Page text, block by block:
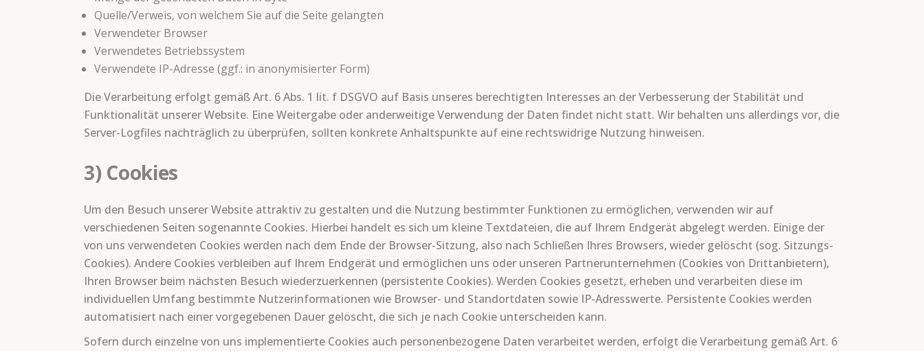
Quelle/Verweis, von welchem Sie auf die Seite gelangten
Verwendeter Browser
Verwendetes Betriebssystem
Verwendete IP-Adresse (ggf.: in anonymisierter Form)
Die Verarbeitung erfolgt gemäß Art. 6 Abs. 1 lit. f DSGVO auf Basis unseres berechtigten Interesses an der Verbesserung der Stabilität und
Funktionalität unserer Website. Eine Weitergabe oder anderweitige Verwendung der Daten findet nicht statt. Wir behalten uns allerdings vor, die
Server-Logfiles nachträglich zu überprüfen, sollten konkrete Anhaltspunkte auf eine rechtswidrige Nutzung hinweisen.
3) Cookies
Um den Besuch unserer Website attraktiv zu gestalten und die Nutzung bestimmter Funktionen zu ermöglichen, verwenden wir auf
verschiedenen Seiten sogenannte Cookies. Hierbei handelt es sich um kleine Textdateien, die auf Ihrem Endgerät abgelegt werden. Einige der
von uns verwendeten Cookies werden nach dem Ende der Browser-Sitzung, also nach Schließen Ihres Browsers, wieder gelöscht (sog. Sitzungs-
Cookies). Andere Cookies verbleiben auf Ihrem Endgerät und ermöglichen uns oder unseren Partnerunternehmen (Cookies von Drittanbietern),
Ihren Browser beim nächsten Besuch wiederzuerkennen (persistente Cookies). Werden Cookies gesetzt, erheben und verarbeiten diese im
individuellen Umfang bestimmte Nutzerinformationen wie Browser- und Standortdaten sowie IP-Adresswerte. Persistente Cookies werden
automatisiert nach einer vorgegebenen Dauer gelöscht, die sich je nach Cookie unterscheiden kann.
Sofern durch einzelne von uns implementierte Cookies auch personenbezogene Daten verarbeitet werden, erfolgt die Verarbeitung gemäß Art. 6